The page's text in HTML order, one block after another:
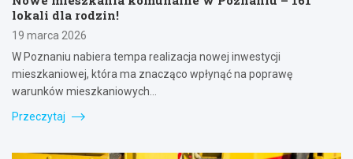
lokali dla rodzin!
19 marca 2026
W Poznaniu nabiera tempa realizacja nowej inwestycji
mieszkaniowej, która ma znacząco wpłynąć na poprawę
warunków mieszkaniowych…
Przeczytaj